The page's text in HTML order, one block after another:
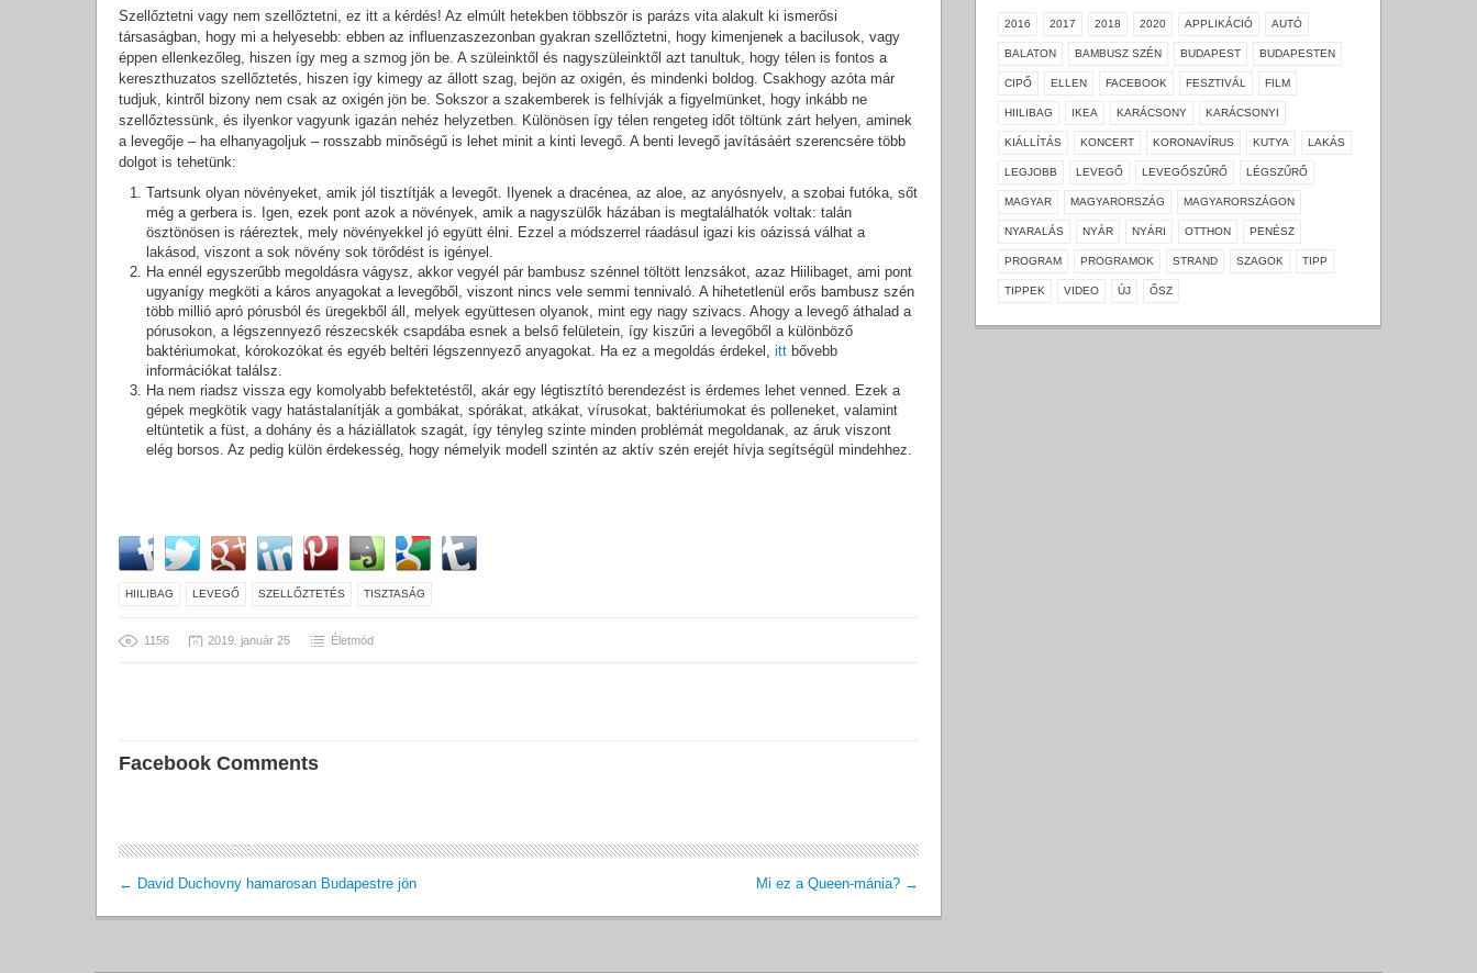
Szellőztetni vagy nem szellőztetni, ez itt a kérdés! Az elmúlt hetekben többször is parázs vita alakult ki ismerősi
társaságban, hogy mi a helyesebb: ebben az influenzaszezonban gyakran szellőztetni, hogy kimenjenek a bacilusok, vagy
éppen ellenkezőleg, hiszen így meg a szmog jön be. A szüleinktől és nagyszüleinktől azt tanultuk, hogy télen is fontos a
kereszthuzatos szellőztetés, hiszen így kimegy az állott szag, bejön az oxigén, és mindenki boldog. Csakhogy azóta már
tudjuk, kintről bizony nem csak az oxigén jön be. Sokszor a szakemberek is felhívják a figyelmünket, hogy inkább ne
szellőztessünk, és ilyenkor vagyunk igazán nehéz helyzetben. Különösen így télen rengeteg időt töltünk zárt helyen, aminek
a levegője – ha elhanyagoljuk – rosszabb minőségű is lehet minit a kinti levegő. A benti levegő javításáért szerencsére több
dolgot is tehetünk:
Tartsunk olyan növényeket, amik jól tisztítják a levegőt. Ilyenek a dracénea, az aloe, az anyósnyelv, a szobai futóka, sőt
még a gerbera is. Igen, ezek pont azok a növények, amik a nagyszülők házában is megtalálhatók voltak: talán
ösztönösen is ráéreztek, mely növényekkel jó együtt élni. Ezzel a módszerrel ráadásul igazi kis oázissá válhat a
lakásod, viszont a sok növény sok törődést is igényel.
Ha ennél egyszerűbb megoldásra vágysz, akkor vegyél pár bambusz szénnel töltött lenzsákot, azaz Hiilibaget, ami pont
ugyanígy megköti a káros anyagokat a levegőből, viszont nincs vele semmi tennivaló. A hihetetlenül erős bambusz szén
több millió apró pórusból és üregekből áll, melyek együttesen olyanok, mint egy nagy szivacs. Ahogy a levegő áthalad a
pórusokon, a légszennyező részecskék csapdába esnek a belső felületein, így kiszűri a levegőből a különböző
baktériumokat, kórokozókat és egyéb beltéri légszennyező anyagokat. Ha ez a megoldás érdekel, itt bővebb
információkat találsz.
Ha nem riadsz vissza egy komolyabb befektetéstől, akár egy légtisztító berendezést is érdemes lehet venned. Ezek a
gépek megkötik vagy hatástalanítják a gombákat, spórákat, atkákat, vírusokat, baktériumokat és polleneket, valamint
eltüntetik a füst, a dohány és a háziállatok szagát, így tényleg szinte minden problémát megoldanak, az áruk viszont
elég borsos. Az pedig külön érdekesség, hogy némelyik modell szintén az aktív szén erejét hívja segítségül mindehhez.
HIILIBAG LEVEGŐ SZELLŐZTETÉS TISZTASÁG
1156 2019. január 25 Életmód
Facebook Comments
← David Duchovny hamarosan Budapestre jön Mi ez a Queen-mánia? →
2016 2017 2018 2020 APPLIKÁCIÓ AUTÓ
BALATON BAMBUSZ SZÉN BUDAPEST BUDAPESTEN
CIPŐ ELLEN FACEBOOK FESZTIVÁL FILM
HIILIBAG IKEA KARÁCSONY KARÁCSONYI
KIÁLLÍTÁS KONCERT KORONAVÍRUS KUTYA LAKÁS
LEGJOBB LEVEGŐ LEVEGŐSZŰRŐ LÉGSZŰRŐ
MAGYAR MAGYARORSZÁG MAGYARORSZÁGON
NYARALÁS NYÁR NYÁRI OTTHON PENÉSZ
PROGRAM PROGRAMOK STRAND SZAGOK TIPP
TIPPEK VIDEO ÚJ ŐSZ